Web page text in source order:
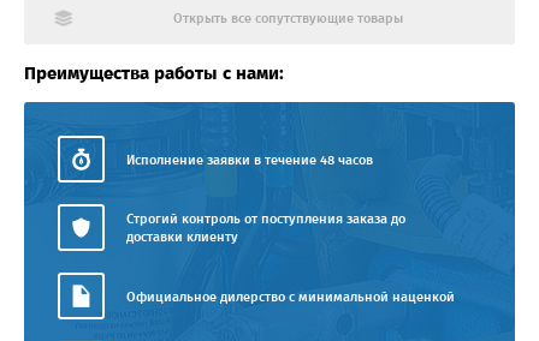
Открыть все сопутствующие товары
Преимущества работы с нами:
Исполнение заявки в течение 48 часов
Строгий контроль от поступления заказа до
доставки клиенту
Официальное дилерство с минимальной наценкой